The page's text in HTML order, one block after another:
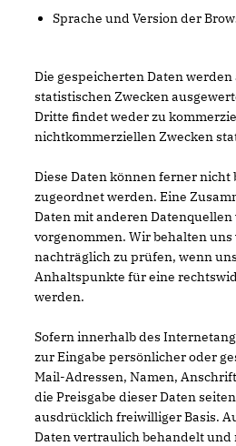
Sprache und Version der
Die gespeicherten Daten
statistischen Zwecken
Dritte findet weder zu
nichtkommerziellen Zwecken
Diese Daten können ferner nicht
zugeordnet werden. Eine
Daten mit anderen
vorgenommen. Wir behalten uns
nachträglich zu prüfen, wenn
Anhaltspunkte für eine
werden.
Sofern innerhalb des
zur Eingabe persönlicher oder
Mail-Adressen, Namen,
die Preisgabe dieser Daten
ausdrücklich freiwilliger Basis.
Daten vertraulich behandelt und